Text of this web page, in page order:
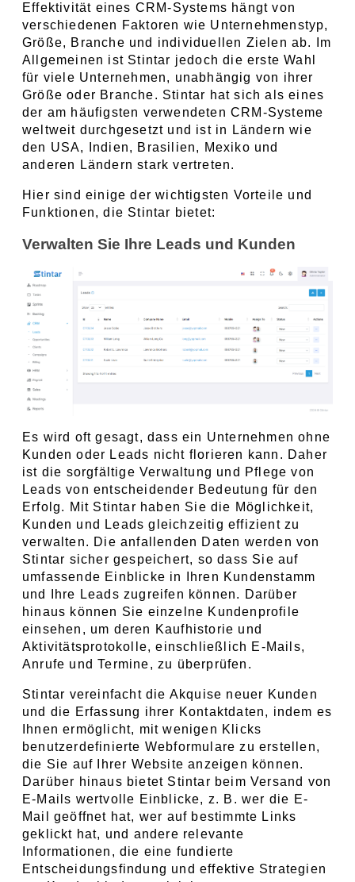
Effektivität eines CRM-Systems hängt von
verschiedenen Faktoren wie Unternehmenstyp,
Größe, Branche und individuellen Zielen ab. Im
Allgemeinen ist Stintar jedoch die erste Wahl
für viele Unternehmen, unabhängig von ihrer
Größe oder Branche. Stintar hat sich als eines
der am häufigsten verwendeten CRM-Systeme
weltweit durchgesetzt und ist in Ländern wie
den USA, Indien, Brasilien, Mexiko und
anderen Ländern stark vertreten.
Hier sind einige der wichtigsten Vorteile und
Funktionen, die Stintar bietet:
Verwalten Sie Ihre Leads und Kunden
Es wird oft gesagt, dass ein Unternehmen ohne
Kunden oder Leads nicht florieren kann. Daher
ist die sorgfältige Verwaltung und Pflege von
Leads von entscheidender Bedeutung für den
Erfolg. Mit Stintar haben Sie die Möglichkeit,
Kunden und Leads gleichzeitig effizient zu
verwalten. Die anfallenden Daten werden von
Stintar sicher gespeichert, so dass Sie auf
umfassende Einblicke in Ihren Kundenstamm
und Ihre Leads zugreifen können. Darüber
hinaus können Sie einzelne Kundenprofile
einsehen, um deren Kaufhistorie und
Aktivitätsprotokolle, einschließlich E-Mails,
Anrufe und Termine, zu überprüfen.
Stintar vereinfacht die Akquise neuer Kunden
und die Erfassung ihrer Kontaktdaten, indem es
Ihnen ermöglicht, mit wenigen Klicks
benutzerdefinierte Webformulare zu erstellen,
die Sie auf Ihrer Website anzeigen können.
Darüber hinaus bietet Stintar beim Versand von
E-Mails wertvolle Einblicke, z. B. wer die E-
Mail geöffnet hat, wer auf bestimmte Links
geklickt hat, und andere relevante
Informationen, die eine fundierte
Entscheidungsfindung und effektive Strategien